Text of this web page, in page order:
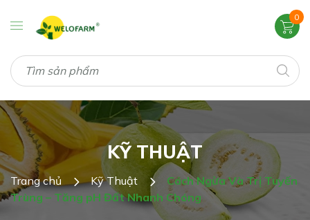
0
KỸ THUẬT
Trang chủ Kỹ Thuật
Cách Ngừa Và Trị Tuyến
Trùng – Tăng pH Đất Nhanh Chóng